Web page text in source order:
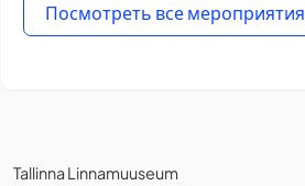
Посмотреть все мероприятия
Tallinna Linnamuuseum